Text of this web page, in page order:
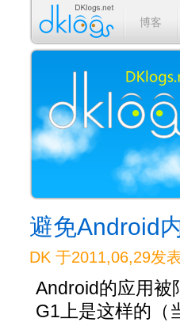
博客
避免Android
DK 于2011,06,29发
Android的应用被
G1上是这样的